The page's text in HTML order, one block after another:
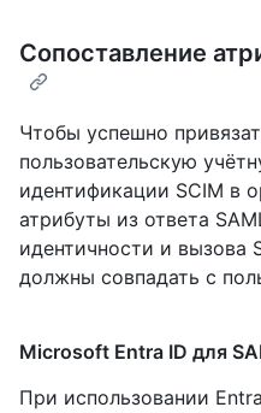
Сопоставление
Чтобы успешно
пользовательскую
идентификации SCIM в
атрибуты из ответа
идентичности и вызова
должны совпадать с
Microsoft Entra ID для
При использовании